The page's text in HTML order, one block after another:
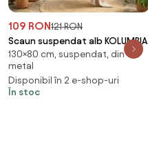
109 RON121 RON
Scaun suspendat alb KOLUMBIA
130×80 cm, suspendat, din
metal
Disponibil în 2 e-shop-uri
În stoc